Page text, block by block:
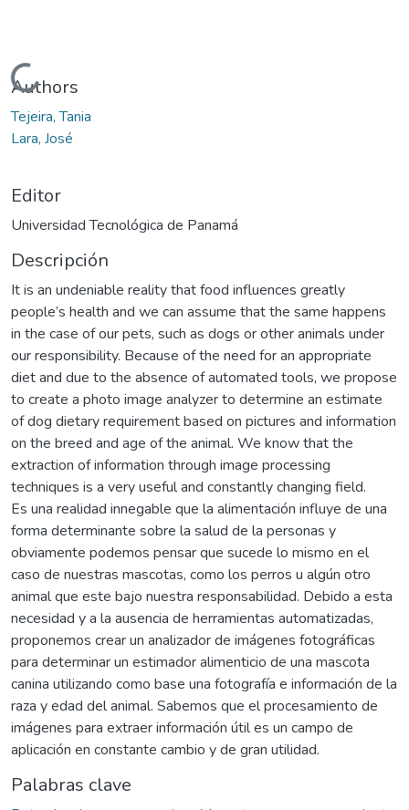
Cargando...
Authors
Tejeira, Tania
Lara, José
Editor
Universidad Tecnológica de Panamá
Descripción
It is an undeniable reality that food influences greatly
people’s health and we can assume that the same happens
in the case of our pets, such as dogs or other animals under
our responsibility. Because of the need for an appropriate
diet and due to the absence of automated tools, we propose
to create a photo image analyzer to determine an estimate
of dog dietary requirement based on pictures and information
on the breed and age of the animal. We know that the
extraction of information through image processing
techniques is a very useful and constantly changing field.
Es una realidad innegable que la alimentación influye de una
forma determinante sobre la salud de la personas y
obviamente podemos pensar que sucede lo mismo en el
caso de nuestras mascotas, como los perros u algún otro
animal que este bajo nuestra responsabilidad. Debido a esta
necesidad y a la ausencia de herramientas automatizadas,
proponemos crear un analizador de imágenes fotográficas
para determinar un estimador alimenticio de una mascota
canina utilizando como base una fotografía e información de la
raza y edad del animal. Sabemos que el procesamiento de
imágenes para extraer información útil es un campo de
aplicación en constante cambio y de gran utilidad.
Palabras clave